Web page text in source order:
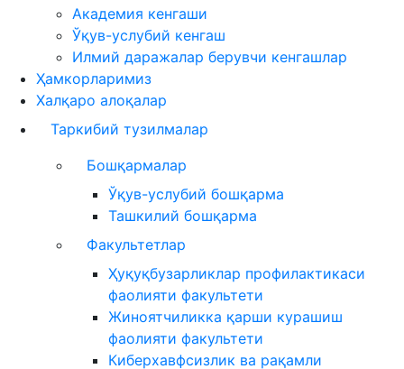
Академия кенгаши
Ўқув-услубий кенгаш
Илмий даражалар берувчи кенгашлар
Ҳамкорларимиз
Халқаро алоқалар
Таркибий тузилмалар
Бошқармалар
Ўқув-услубий бошқарма
Ташкилий бошқарма
Факультетлар
Ҳуқуқбузарликлар профилактикаси
фаолияти факультети
Жиноятчиликка қарши курашиш
фаолияти факультети
Киберхавфсизлик ва рақамли